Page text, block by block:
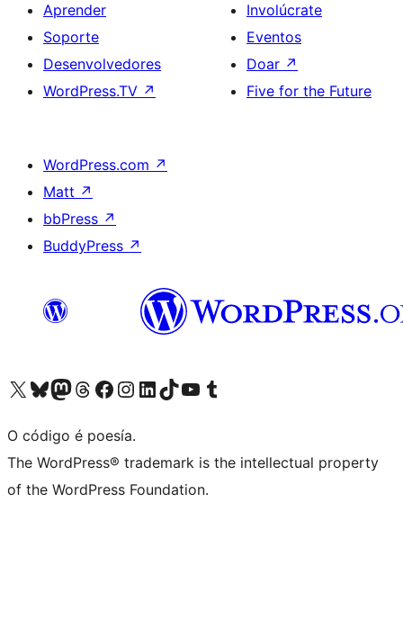
Aprender
Soporte
Desenvolvedores
WordPress.TV ↗
Involúcrate
Eventos
Doar ↗
Five for the Future
WordPress.com ↗
Matt ↗
bbPress ↗
BuddyPress ↗
Visita la cuenta de X (anteriormente Twitter)
Visita a nosa conta de Bluesky
Visita a nosa conta de Mastodon
Visita a nosa conta de Threads
Visita a nosa páxina de Facebook
Visita a nosa conta de Instagram
Visita a nosa conta de LinkedIn
Visita a nosa conta de TikTok
Visita a nosa canle de YouTube
Visita a nosa conta de Tumblr
O código é poesía.
The WordPress® trademark is the intellectual property
of the WordPress Foundation.